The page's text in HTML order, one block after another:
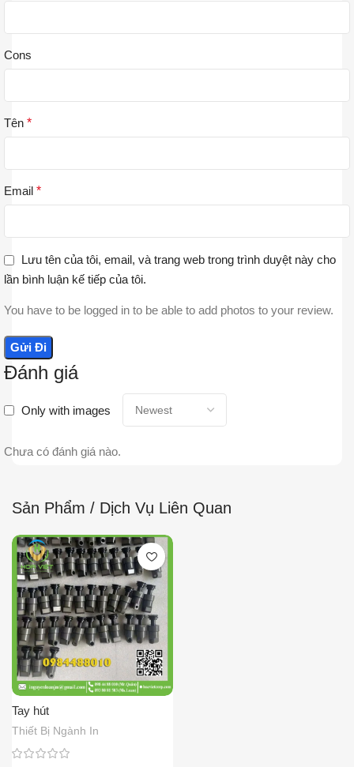
Đánh giá
Only with images
Chưa có đánh giá nào.
Cons
Tên *
Email *
Lưu tên của tôi, email, và trang web trong trình duyệt này cho
lần bình luận kế tiếp của tôi.
You have to be logged in to be able to add photos to your review.
Sản Phẩm / Dịch Vụ Liên Quan
Tay hút
Thiết Bị Ngành In